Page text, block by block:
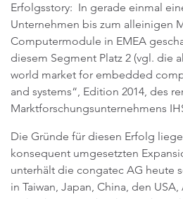
Erfolgsstory: In gerade einmal
Unternehmen bis zum alleinigen
Computermodule in EMEA
diesem Segment Platz 2 (vgl. die
world market for embedded
and systems“, Edition 2014, des
Marktforschungsunternehmens
Die Gründe für diesen Erfolg
konsequent umgesetzten
unterhält die congatec AG heute
in Taiwan, Japan, China, den